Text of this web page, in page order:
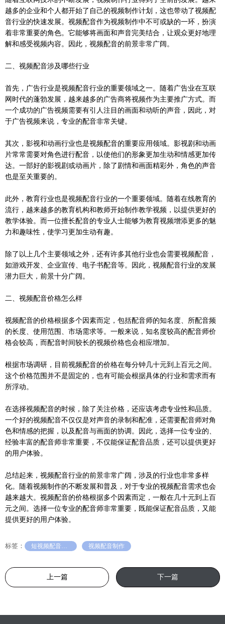
越多的企业和个人都开始了自己的视频制作计划，这也带动了视频配
音行业的快速发展。视频配音作为视频制作中不可或缺的一环，扮演
着非常重要的角色。它能够将画面和声音完美结合，让观众更好地理
解和感受视频内容。因此，视频配音的前景非常广阔。
二、视频配音涉及哪些行业
首先，广告行业是视频配音行业的重要领域之一。随着广告业在互联
网时代的蓬勃发展，越来越多的广告商将视频作为主要推广方式。而
一个成功的广告视频需要有引人注目的画面和动听的声音，因此，对
于广告视频来说，专业的配音非常关键。
其次，影视和动画行业也是视频配音的重要应用领域。影视剧和动画
片常常需要对角色进行配音，以使他们的形象更加生动和情感更加传
达。一部好的影视剧或动画片，除了剧情和画面精彩外，角色的声音
也是至关重要的。
此外，教育行业也是视频配音行业的一个重要领域。随着在线教育的
流行，越来越多的教育机构和教师开始制作教学视频，以提供更好的
教学体验。而一位擅长配音的专业人士能够为教育视频增添更多的魅
力和趣味性，使学习更加生动有趣。
除了以上几个主要领域之外，还有许多其他行业也会需要视频配音，
如游戏开发、企业宣传、电子书配音等。因此，视频配音行业的发展
潜力巨大，前景十分广阔。
二、视频配音价格怎么样
视频配音的价格根据多个因素而定，包括配音师的知名度、所配音频
的长度、使用范围、市场需求等。一般来说，知名度较高的配音师价
格会较高，而配音时间较长的视频价格也会相应增加。
根据市场调研，目前视频配音的价格在每分钟几十元到上百元之间。
这个价格范围并不是固定的，也有可能会根据具体的行业和需求而有
所浮动。
在选择视频配音的时候，除了关注价格，还应该考虑专业性和品质。
一个好的视频配音不仅仅是对声音的录制和配准，还需要配音师对角
色和情感的把握，以及配音与画面的协调。因此，选择一位专业的、
经验丰富的配音师非常重要，不仅能保证配音品质，还可以提供更好
的用户体验。
总结起来，视频配音行业的前景非常广阔，涉及的行业也非常多样
化。随着视频制作的不断发展和普及，对于专业的视频配音需求也会
越来越大。视频配音的价格根据多个因素而定，一般在几十元到上百
元之间。选择一位专业的配音师非常重要，既能保证配音品质，又能
提供更好的用户体验。
标签： 视频配音制作
上一篇 下一篇